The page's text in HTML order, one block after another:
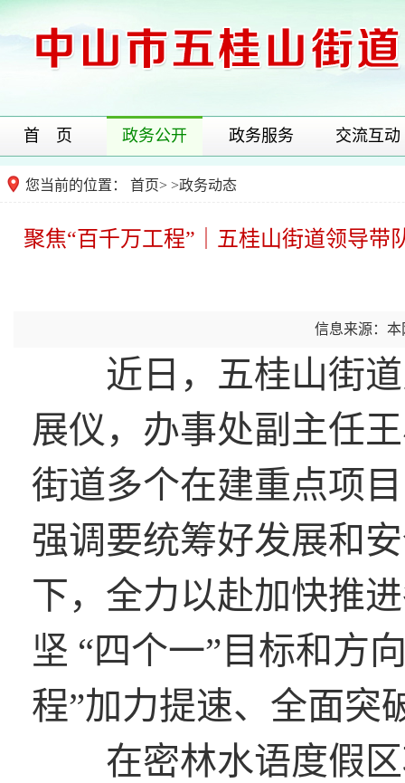
首 页 政务公开 政务服务 交流互动
您当前的位置： 首页> >政务动态
聚焦“百千万工程”｜五桂山街道领导带
信息来源：本
近日，五桂山街道
展仪，办事处副主任
街道多个在建重点项
强调要统筹好发展和
下，全力以赴加快推
坚 “四个一”目标和方
程”加力提速、全面突
在密林水语度假区